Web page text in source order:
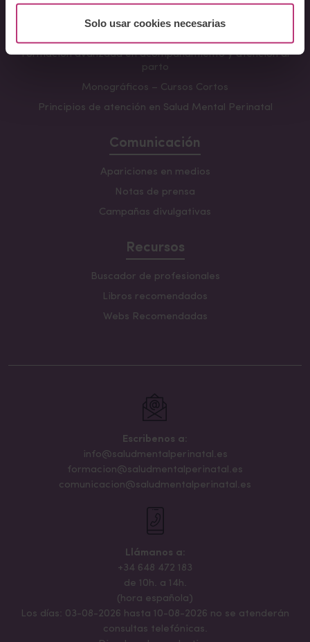
Solo usar cookies necesarias
Formación avanzada en acompañamiento y atención al
parto
Monográficos – Cursos Cortos
Principios de atención en Salud Mental Perinatal
Comunicación
Apariciones en medios
Notas de prensa
Campañas divulgativas
Recursos
Buscador de profesionales
Libros recomendados
Webs Recomendadas
Escribenos a:
info@saludmentalperinatal.es
formacion@saludmentalperinatal.es
comunicacion@saludmentalperinatal.es
Llámanos a:
+34 648 472 183
de 10h. a 14h.
(hora española)
Los días: 03-08-2026 hasta 10-08-2026 no se atenderán
consultas telefónicas.